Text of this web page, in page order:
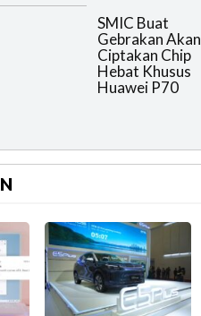
SMIC Buat
Gebrakan Akan
Ciptakan Chip
Hebat Khusus
Huawei P70